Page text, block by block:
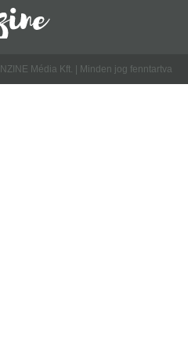
Média Kft. | Minden jog fenntartva